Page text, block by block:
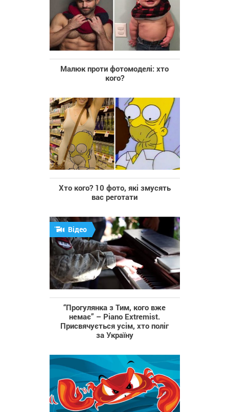
Малюк проти фотомоделі: хто
кого?
Хто кого? 10 фото, які змусять
вас реготати
Відео
“Прогулянка з Тим, кого вже
немає” – Piano Extremist.
Присвячується усім, хто поліг
за Україну